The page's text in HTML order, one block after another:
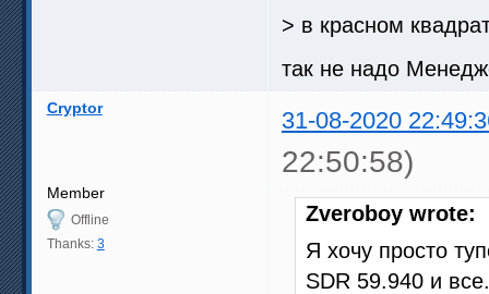
> в красном
так не надо
Cryptor 31-08-2020
22:50:58)
Member
Offline
Thanks: 3
Zveroboy wrote:
Я хочу просто
SDR 59.940 и